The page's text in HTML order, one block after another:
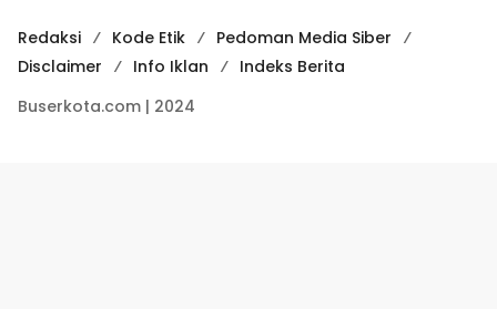
Redaksi Kode Etik
Pedoman Media Siber
Disclaimer
Info Iklan
Indeks Berita
Buserkota.com | 2024